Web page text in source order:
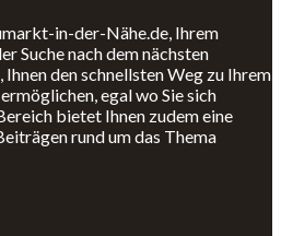
in-der-Nähe.de, Ihrem
Suche nach dem nächsten
den schnellsten Weg zu Ihrem
egal wo Sie sich
bietet Ihnen zudem eine
rund um das Thema